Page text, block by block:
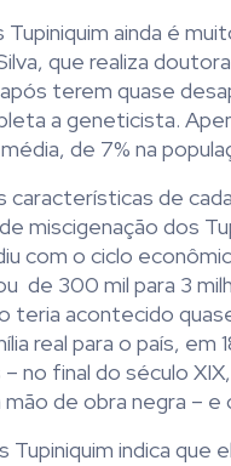
ainda é
que realiza
terem quase
a geneticista.
de 7% na
características de
miscigenação dos
com o ciclo
de 300 mil para 3
teria acontecido
real para o país,
no final do século
de obra negra – e
indica